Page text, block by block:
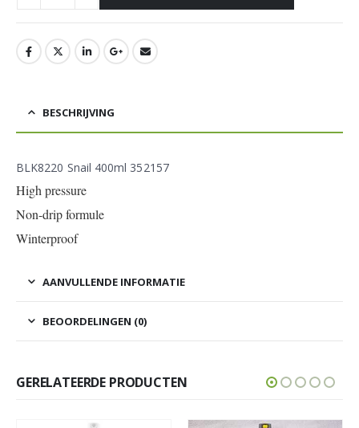
BESCHRIJVING
BLK8220 Snail 400ml 352157
High pressure
Non-drip formule
Winterproof
AANVULLENDE INFORMATIE
BEOORDELINGEN (0)
GERELATEERDE PRODUCTEN